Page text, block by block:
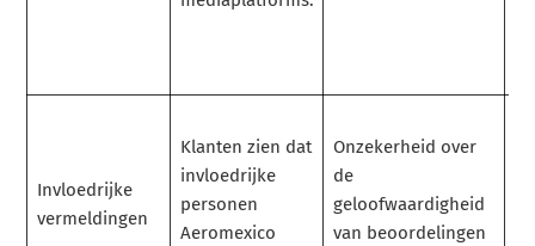
Invloedrijke
vermeldingen
Klanten zien dat
invloedrijke
personen
Aeromexico
Onzekerheid over
de
geloofwaardigheid
van beoordelingen